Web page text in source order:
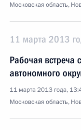
Московская область,
11 марта 2013
Рабочая встреча
автономного
11 марта 2013 года,
Московская область,